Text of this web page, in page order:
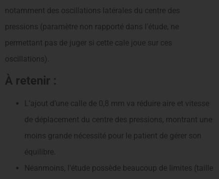
notamment des oscillations latérales du centre des
pressions (paramètre non rapporté dans l’étude, ne
permettant pas de juger si cette cale joue sur ces
oscillations).
À retenir :
L’ajout d’une calle de 0,8 mm va réduire aire et vitesse
de déplacement du centre des pressions, montrant une
moins grande nécessité pour le patient de gérer son
équilibre.
Néanmoins, l’étude possède beaucoup de limites (taille